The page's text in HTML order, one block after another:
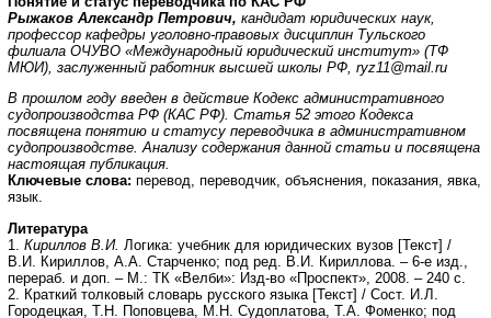
Рыжаков Александр Петрович, кандидат юридических наук,
профессор кафедры уголовно-правовых дисциплин Тульского
филиала ОЧУВО «Международный юридический институт» (ТФ
МЮИ), заслуженный работник высшей школы РФ, ryz11@mail.ru
В прошлом году введен в действие Кодекс административного
судопроизводства РФ (КАС РФ). Статья 52 этого Кодекса
посвящена понятию и статусу переводчика в административном
судопроизводстве. Анализу содержания данной статьи и посвящена
настоящая публикация.
Ключевые слова: перевод, переводчик, объяснения, показания, явка,
язык.
Литература
1. Кириллов В.И. Логика: учебник для юридических вузов [Текст] /
В.И. Кириллов, А.А. Старченко; под ред. В.И. Кириллова. – 6-е изд.,
перераб. и доп. – М.: ТК «Велби»: Изд-во «Проспект», 2008. – 240 с.
2. Краткий толковый словарь русского языка [Текст] / Сост. И.Л.
Городецкая, Т.Н. Поповцева, М.Н. Судоплатова, Т.А. Фоменко; под